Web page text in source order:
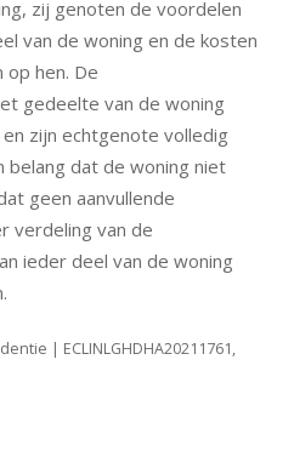
zij genoten de voordelen
van de woning en de kosten
op hen. De
gedeelte van de woning
zijn echtgenote volledig
belang dat de woning niet
geen aanvullende
verdeling van de
ieder deel van de woning
| ECLINLGHDHA20211761,